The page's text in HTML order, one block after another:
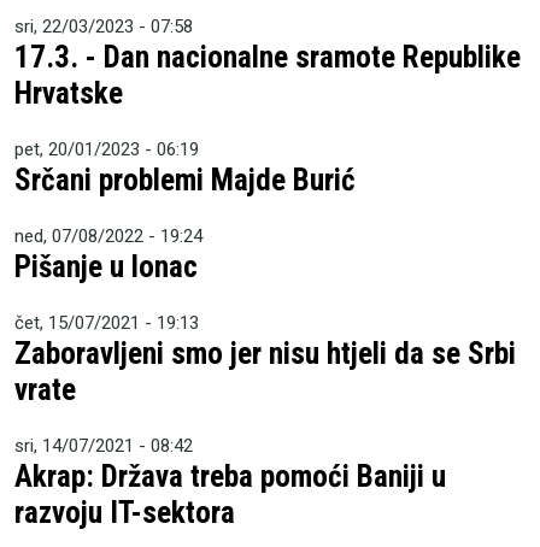
sri, 22/03/2023 - 07:58
17.3. - Dan nacionalne sramote Republike
Hrvatske
pet, 20/01/2023 - 06:19
Srčani problemi Majde Burić
ned, 07/08/2022 - 19:24
Pišanje u lonac
čet, 15/07/2021 - 19:13
Zaboravljeni smo jer nisu htjeli da se Srbi
vrate
sri, 14/07/2021 - 08:42
Akrap: Država treba pomoći Baniji u
razvoju IT-sektora